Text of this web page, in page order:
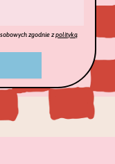
zgodnie zpolityką